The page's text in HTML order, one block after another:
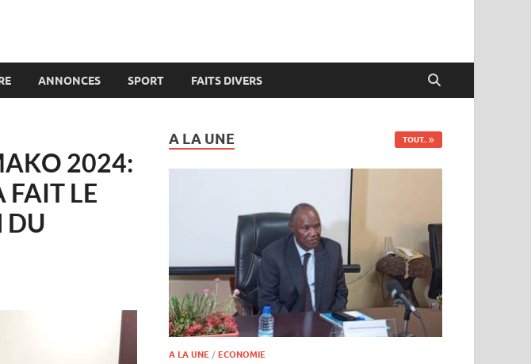
ANNONCES SPORT FAITS DIVERS
2024:
FAIT LE
DU
A LA UNE TOUT..
A LA UNE /ECONOMIE